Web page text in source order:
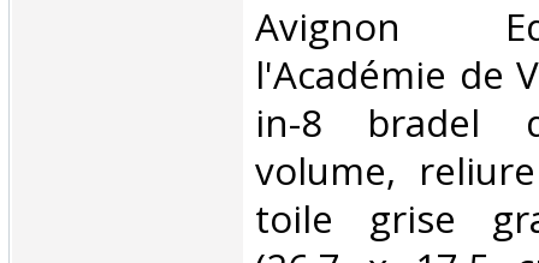
‎Avignon
l'Académie de
in-8 bradel
volume,
toile grise